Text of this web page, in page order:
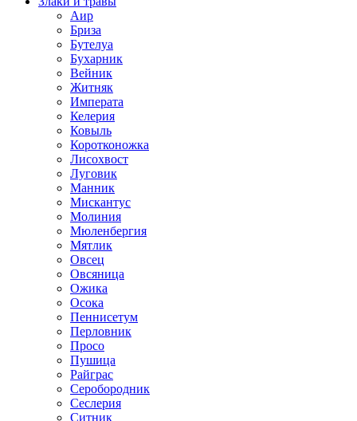
Аир
Бриза
Бутелуа
Бухарник
Вейник
Житняк
Императа
Келерия
Ковыль
Коротконожка
Лисохвост
Луговик
Манник
Мискантус
Молиния
Мюленбергия
Мятлик
Овсец
Овсяница
Ожика
Осока
Пеннисетум
Перловник
Просо
Пушица
Райграс
Серобородник
Сеслерия
Ситник